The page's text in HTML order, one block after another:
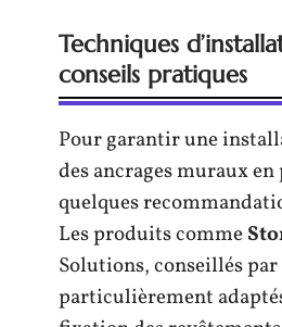
Techniques
conseils pratiques
Pour garantir une
des ancrages muraux
quelques
Les produits comme
Solutions, conseillés par
particulièrement